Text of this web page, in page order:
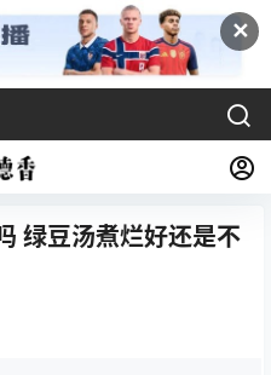
✕
绿豆汤煮烂好还是不